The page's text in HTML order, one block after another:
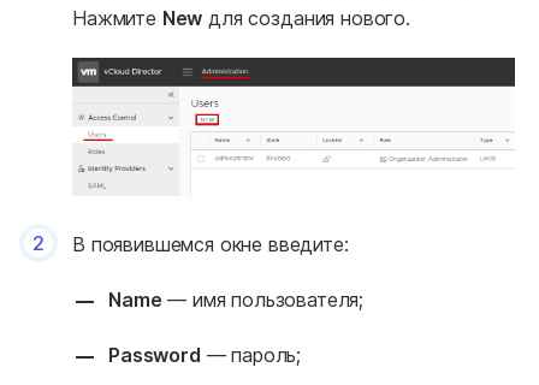
Нажмите New для создания нового.
2 В появившемся окне введите:
Name — имя пользователя;
Password — пароль;